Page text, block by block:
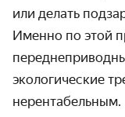
или делать
Именно по этой
экологические
нерентабельным.